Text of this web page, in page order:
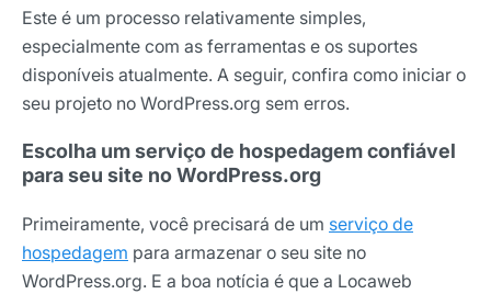
Este é um processo relativamente simples,
especialmente com as ferramentas e os suportes
disponíveis atualmente. A seguir, confira como iniciar o
seu projeto no WordPress.org sem erros.
Escolha um serviço de hospedagem confiável
para seu site no WordPress.org
Primeiramente, você precisará de um serviço de
hospedagem para armazenar o seu site no
WordPress.org. E a boa notícia é que a Locaweb